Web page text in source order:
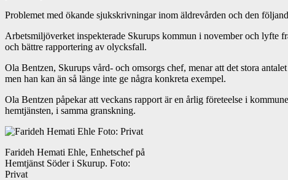
Problemet med ökande sjukskrivningar inom äldrevården och den
Arbetsmiljöverket inspekterade Skurups kommun i november och lyfte
och bättre rapportering av olycksfall.
Ola Bentzen, Skurups vård- och omsorgs chef, menar att det stora
men han kan än så länge inte ge några konkreta exempel.
Ola Bentzen påpekar att veckans rapport är en årlig företeelse i
hemtjänsten, i samma granskning.
Farideh Hemati Ehle, Enhetschef på
Hemtjänst Söder i Skurup. Foto:
Privat